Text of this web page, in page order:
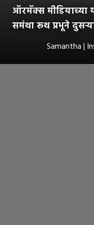
ऑरमॅक्स मीडियाच्या
समंथा रूथ प्रभूने
Samantha |